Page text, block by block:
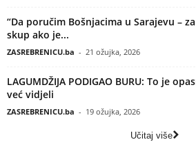
“Da poručim Bošnjacima u Sarajevu –
skup ako je...
ZASREBRENICU.ba - 21 ožujka, 2026
LAGUMDŽIJA PODIGAO BURU: To je
već vidjeli
ZASREBRENICU.ba - 19 ožujka, 2026
Učitaj više